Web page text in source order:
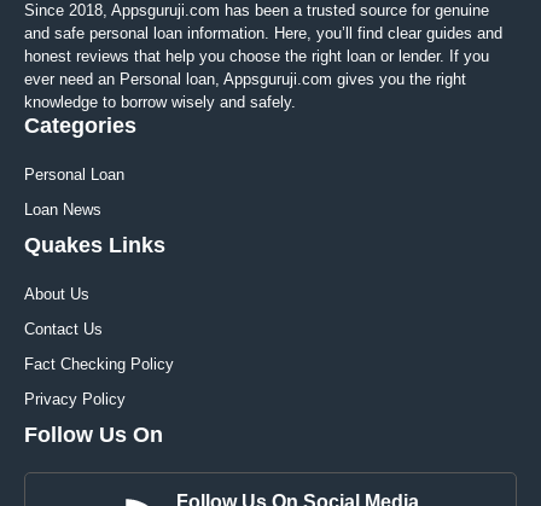
Since 2018, Appsguruji.com has been a trusted source for genuine
and safe personal loan information. Here, you’ll find clear guides and
honest reviews that help you choose the right loan or lender. If you
ever need an Personal loan, Appsguruji.com gives you the right
knowledge to borrow wisely and safely.
Categories
Personal Loan
Loan News
Quakes Links
About Us
Contact Us
Fact Checking Policy
Privacy Policy
Follow Us On